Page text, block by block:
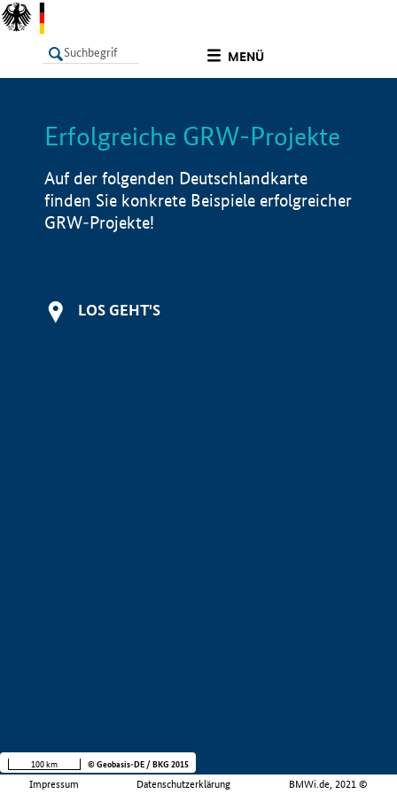
MENÜ
LISTE Info
Erfolgreiche GRW-Projekte
Auf der folgenden Deutschlandkarte
finden Sie konkrete Beispiele erfolgreicher
GRW-Projekte!
LOS GEHT'S
Impressum Datenschutzerklärung BMWi.de, 2021 ©
100 km © Geobasis-DE / BKG 2015